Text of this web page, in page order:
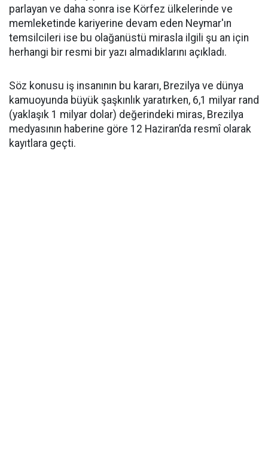
parlayan ve daha sonra ise Körfez ülkelerinde ve
memleketinde kariyerine devam eden Neymar'ın
temsilcileri ise bu olağanüstü mirasla ilgili şu an için
herhangi bir resmi bir yazı almadıklarını açıkladı.
Söz konusu iş insanının bu kararı, Brezilya ve dünya
kamuoyunda büyük şaşkınlık yaratırken, 6,1 milyar rand
(yaklaşık 1 milyar dolar) değerindeki miras, Brezilya
medyasının haberine göre 12 Haziran’da resmî olarak
kayıtlara geçti.